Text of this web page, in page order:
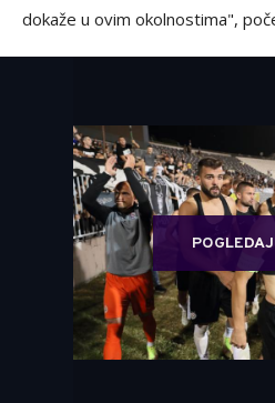
dokaže u ovim okolnostima",